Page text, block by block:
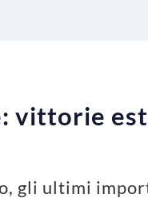
vittorie
gli ultimi